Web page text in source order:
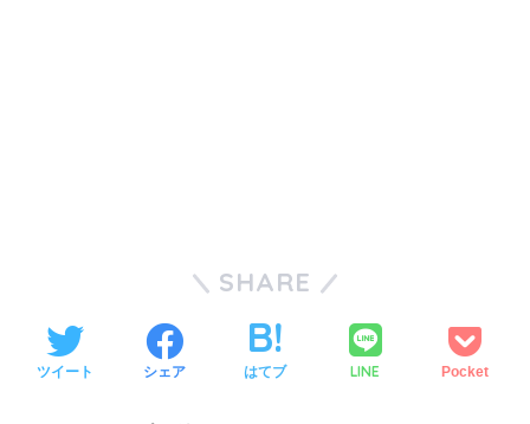
SHARE
ツイート シェア はてブ LINE Pocket